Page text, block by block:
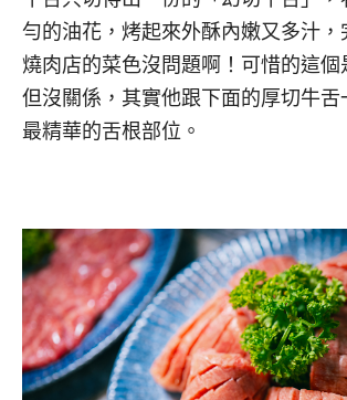
勻的油花，烤起來外酥內嫩又多汁，
燒肉店的菜色沒問題啊！可惜的這個
但沒關係，其實他跟下面的厚切牛舌
最精華的舌根部位。